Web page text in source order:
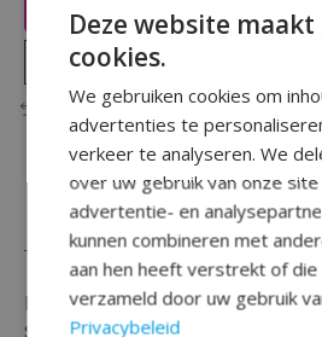
Toevoegen aan
Toevoegen om te vergelijken
Beschrijving Reviews (0)
Maak je feest vrolijk en
stippen ''60 Jaar Happy Bday
Deze website
cookies.
We gebruiken cookies om
advertenties te
verkeer te analyseren. We
over uw gebruik van onze
advertentie- en
kunnen combineren met
aan hen heeft verstrekt of die
verzameld door uw gebruik
Privacybeleid